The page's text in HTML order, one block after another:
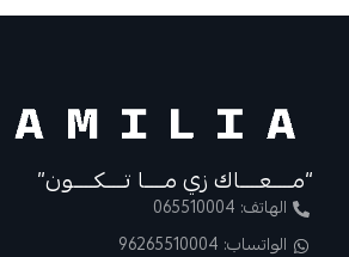
“مــــعــــاك زي مــــا تــــكــــون”
الهاتف: 065510004
الواتساب: 96265510004